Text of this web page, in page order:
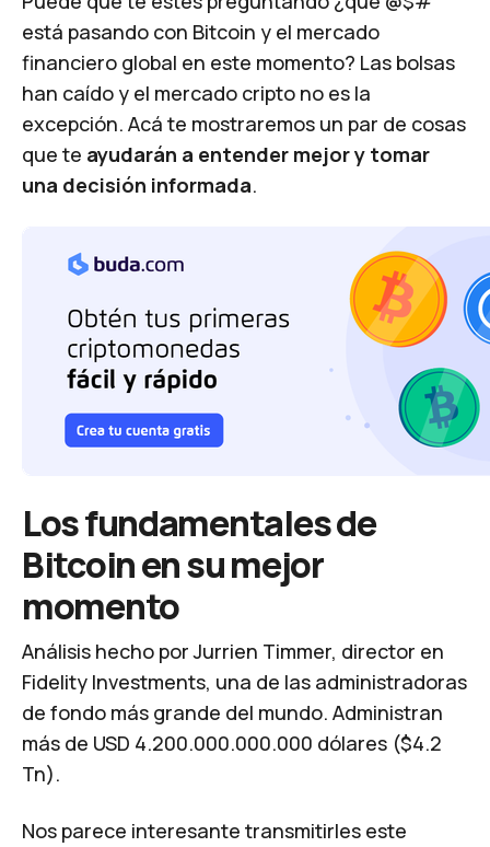
está pasando con Bitcoin y el mercado
financiero global en este momento? Las bolsas
han caído y el mercado cripto no es la
excepción. Acá te mostraremos un par de cosas
que te ayudarán a entender mejor y tomar
una decisión informada.
Los fundamentales de
Bitcoin en su mejor
momento
Análisis hecho por Jurrien Timmer, director en
Fidelity Investments, una de las administradoras
de fondo más grande del mundo. Administran
más de USD 4.200.000.000.000 dólares ($4.2
Tn).
Nos parece interesante transmitirles este